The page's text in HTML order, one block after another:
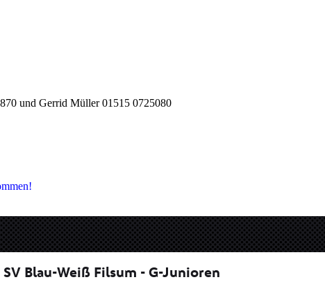
und Gerrid Müller 01515 0725080